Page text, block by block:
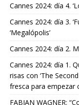
Cannes 2024: día 4.
Cannes 2024: día 3.
‘Megalópolis’
Cannes 2024: día 2.
Cannes 2024: día 1.
risas con ‘The
fresca para empezar
FABIAN WAGNER: